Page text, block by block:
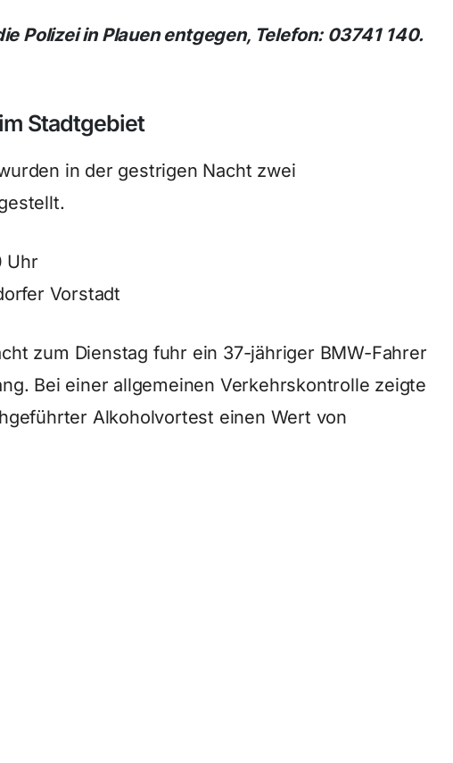
Polizei in Plauen entgegen, Telefon: 03741 140.
Stadtgebiet
in der gestrigen Nacht zwei
Uhr
Vorstadt
zum Dienstag fuhr ein 37-jähriger BMW-Fahrer
Bei einer allgemeinen Verkehrskontrolle zeigte
Alkoholvortest einen Wert von